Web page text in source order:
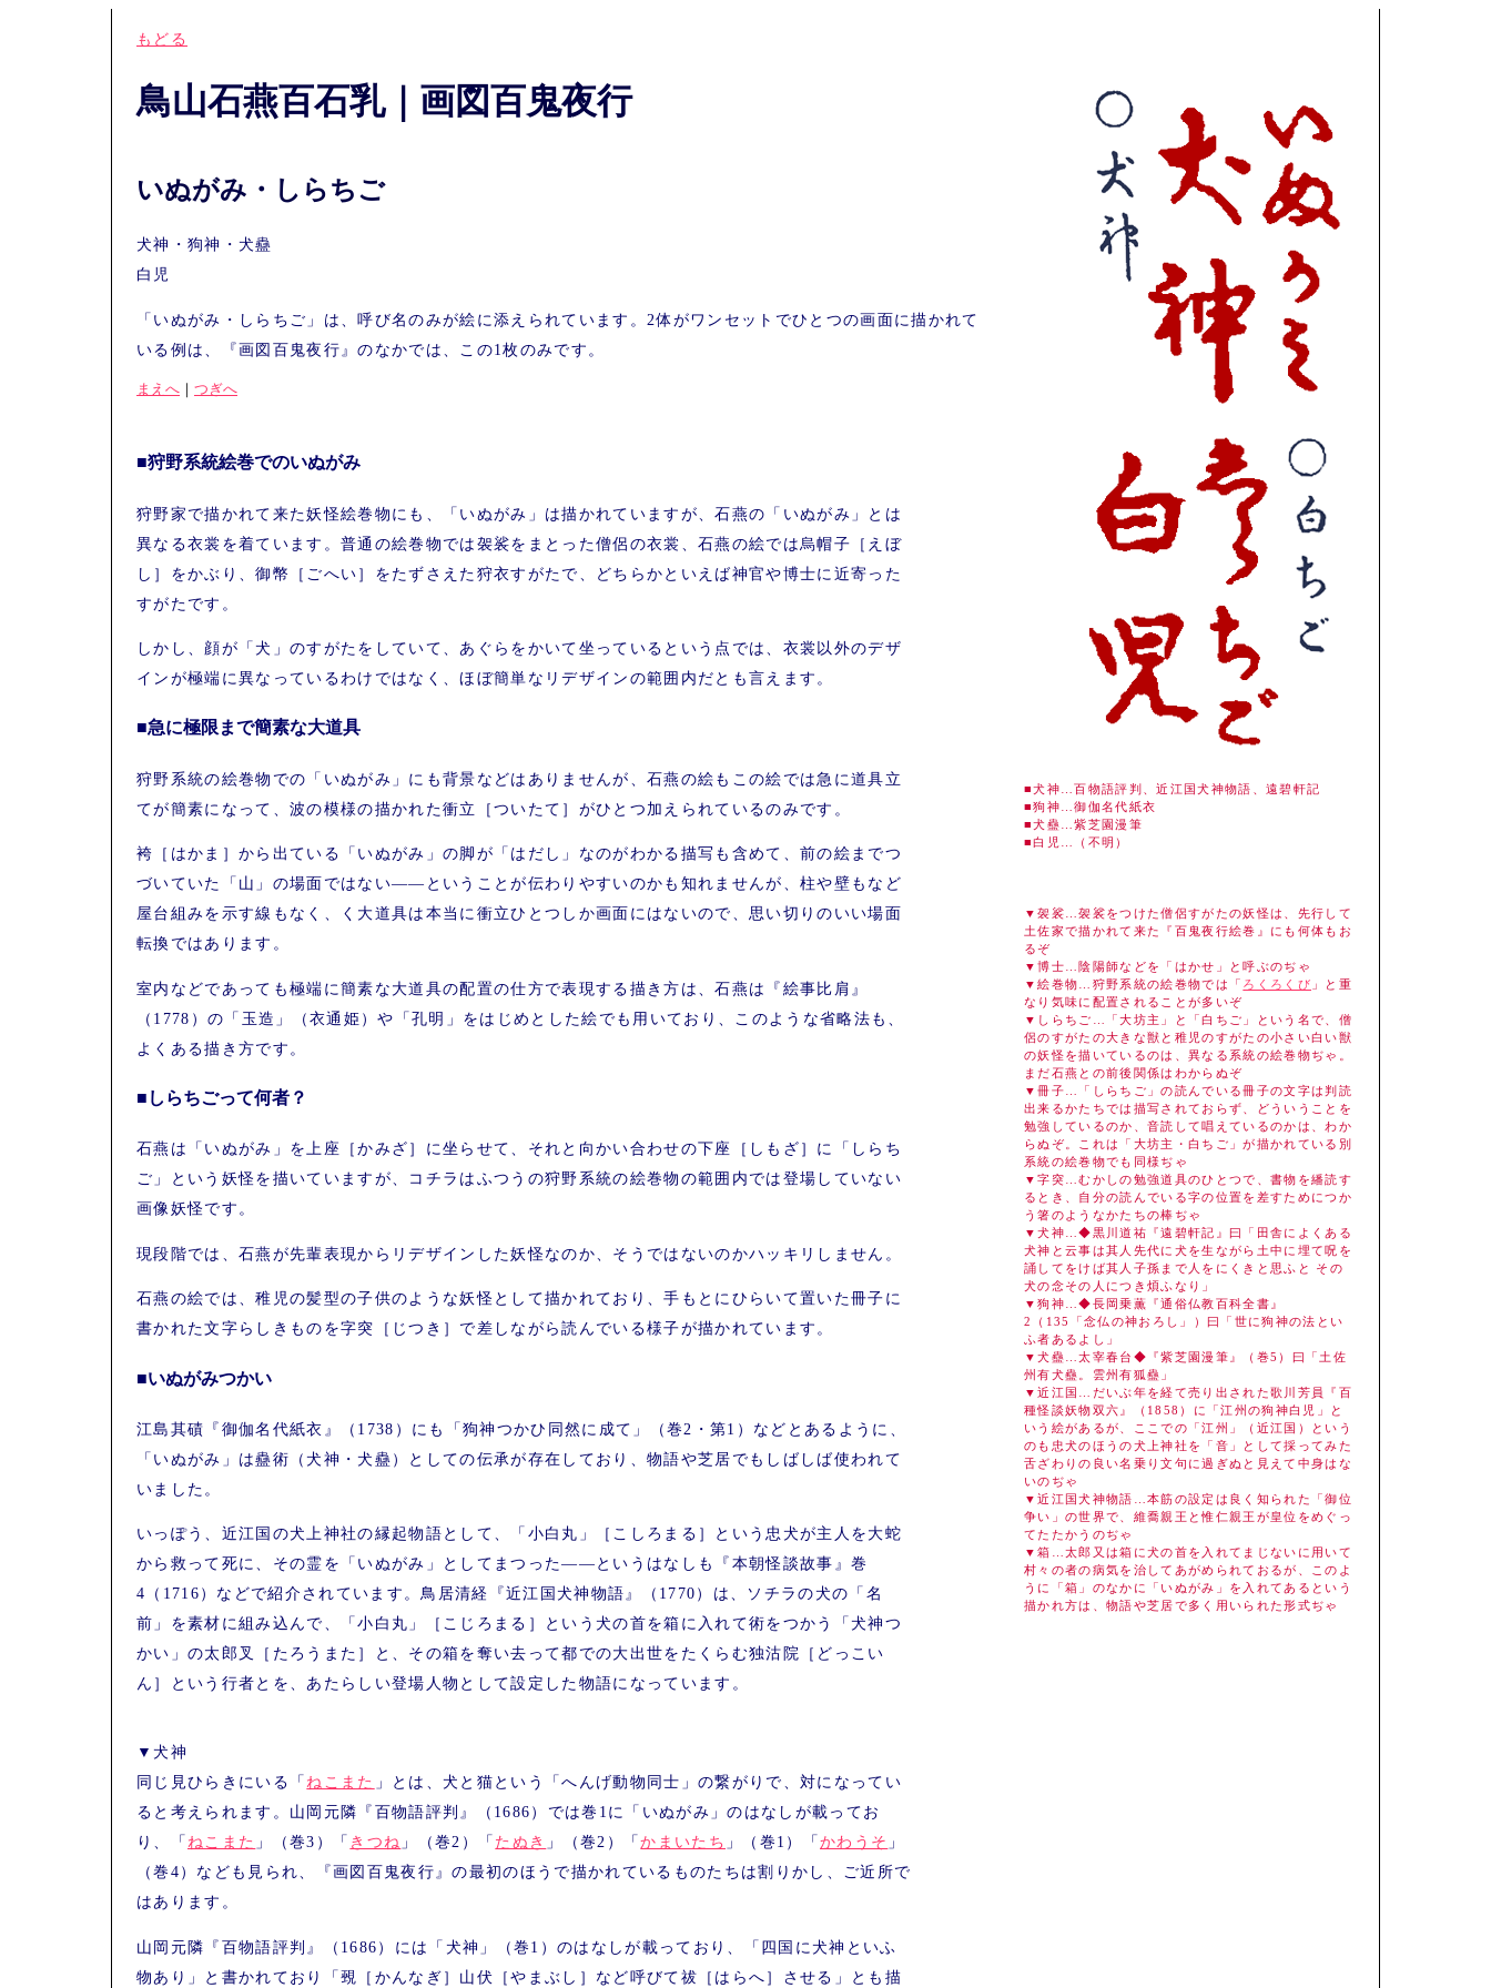
もどる
鳥山石燕百石乳｜画図百鬼夜行
いぬがみ・しらちご
犬神・狗神・犬蠱
白児
「いぬがみ・しらちご」は、呼び名のみが絵に添えられています。2体がワンセットでひとつの画面に描かれて
いる例は、『画図百鬼夜行』のなかでは、この1枚のみです。
まえへ ｜ つぎへ
■狩野系統絵巻でのいぬがみ
狩野家で描かれて来た妖怪絵巻物にも、「いぬがみ」は描かれていますが、石燕の「いぬがみ」とは
異なる衣裳を着ています。普通の絵巻物では袈裟をまとった僧侶の衣裳、石燕の絵では烏帽子［えぼ
し］をかぶり、御幣［ごへい］をたずさえた狩衣すがたで、どちらかといえば神官や博士に近寄った
すがたです。
しかし、顔が「犬」のすがたをしていて、あぐらをかいて坐っているという点では、衣裳以外のデザ
インが極端に異なっているわけではなく、ほぼ簡単なリデザインの範囲内だとも言えます。
■急に極限まで簡素な大道具
狩野系統の絵巻物での「いぬがみ」にも背景などはありませんが、石燕の絵もこの絵では急に道具立
てが簡素になって、波の模様の描かれた衝立［ついたて］がひとつ加えられているのみです。
袴［はかま］から出ている「いぬがみ」の脚が「はだし」なのがわかる描写も含めて、前の絵までつ
づいていた「山」の場面ではない――ということが伝わりやすいのかも知れませんが、柱や壁もなど
屋台組みを示す線もなく、く大道具は本当に衝立ひとつしか画面にはないので、思い切りのいい場面
転換ではあります。
室内などであっても極端に簡素な大道具の配置の仕方で表現する描き方は、石燕は『絵事比肩』
（1778）の「玉造」（衣通姫）や「孔明」をはじめとした絵でも用いており、このような省略法も、
よくある描き方です。
■しらちごって何者？
石燕は「いぬがみ」を上座［かみざ］に坐らせて、それと向かい合わせの下座［しもざ］に「しらち
ご」という妖怪を描いていますが、コチラはふつうの狩野系統の絵巻物の範囲内では登場していない
画像妖怪です。
現段階では、石燕が先輩表現からリデザインした妖怪なのか、そうではないのかハッキリしません。
石燕の絵では、稚児の髪型の子供のような妖怪として描かれており、手もとにひらいて置いた冊子に
書かれた文字らしきものを字突［じつき］で差しながら読んでいる様子が描かれています。
■いぬがみつかい
江島其磧『御伽名代紙衣』（1738）にも「狗神つかひ同然に成て」（巻2・第1）などとあるように、
「いぬがみ」は蠱術（犬神・犬蠱）としての伝承が存在しており、物語や芝居でもしばしば使われて
いました。
いっぽう、近江国の犬上神社の縁起物語として、「小白丸」［こしろまる］という忠犬が主人を大蛇
から救って死に、その霊を「いぬがみ」としてまつった――というはなしも『本朝怪談故事』巻
4（1716）などで紹介されています。鳥居清経『近江国犬神物語』（1770）は、ソチラの犬の「名
前」を素材に組み込んで、「小白丸」［こじろまる］という犬の首を箱に入れて術をつかう「犬神つ
かい」の太郎叉［たろうまた］と、その箱を奪い去って都での大出世をたくらむ独沽院［どっこい
ん］という行者とを、あたらしい登場人物として設定した物語になっています。
▼犬神
同じ見ひらきにいる「ねこまた 」とは、犬と猫という「へんげ動物同士」の繋がりで、対になってい
ると考えられます。山岡元隣『百物語評判』（1686）では巻1に「いぬがみ」のはなしが載ってお
り、「 ねこまた 」（巻3）「 きつね 」（巻2）「 たぬき 」（巻2）「かまいたち 」（巻1）「かわうそ 」
（巻4）なども見られ、『画図百鬼夜行』の最初のほうで描かれているものたちは割りかし、ご近所で
はあります。
山岡元隣『百物語評判』（1686）には「犬神」（巻1）のはなしが載っており、「四国に犬神といふ
物あり」と書かれており「覡［かんなぎ］山伏［やまぶし］など呼びて祓［はらへ］させる」とも描
■犬神…百物語評判、近江国犬神物語、遠碧軒記
■狗神…御伽名代紙衣
■犬蠱…紫芝園漫筆
■白児…（不明）
▼袈裟…袈裟をつけた僧侶すがたの妖怪は、先行して
土佐家で描かれて来た『百鬼夜行絵巻』にも何体もお
るぞ
▼博士…陰陽師などを「はかせ」と呼ぶのぢゃ
▼絵巻物…狩野系統の絵巻物では「 ろくろくび 」と重
なり気味に配置されることが多いぞ
▼しらちご…「大坊主」と「白ちご」という名で、僧
侶のすがたの大きな獣と稚児のすがたの小さい白い獣
の妖怪を描いているのは、異なる系統の絵巻物ぢゃ。
まだ石燕との前後関係はわからぬぞ
▼冊子…「しらちご」の読んでいる冊子の文字は判読
出来るかたちでは描写されておらず、どういうことを
勉強しているのか、音読して唱えているのかは、わか
らぬぞ。これは「大坊主・白ちご」が描かれている別
系統の絵巻物でも同様ぢゃ
▼字突…むかしの勉強道具のひとつで、書物を繙読す
るとき、自分の読んでいる字の位置を差すためにつか
う箸のようなかたちの棒ぢゃ
▼犬神…◆黒川道祐『遠碧軒記』曰「田舎によくある
犬神と云事は其人先代に犬を生ながら土中に埋て呪を
誦してをけば其人子孫まで人をにくきと思ふと その
犬の念その人につき煩ふなり」
▼狗神…◆長岡乗薫『通俗仏教百科全書』
2（135「念仏の神おろし」）曰「世に狗神の法とい
ふ者あるよし」
▼犬蠱…太宰春台◆『紫芝園漫筆』（巻5）曰「土佐
州有犬蠱。雲州有狐蠱」
▼近江国…だいぶ年を経て売り出された歌川芳員『百
種怪談妖物双六』（1858）に「江州の狗神白児」と
いう絵があるが、ここでの「江州」（近江国）という
のも忠犬のほうの犬上神社を「音」として採ってみた
舌ざわりの良い名乗り文句に過ぎぬと見えて中身はな
いのぢゃ
▼近江国犬神物語…本筋の設定は良く知られた「御位
争い」の世界で、維喬親王と惟仁親王が皇位をめぐっ
てたたかうのぢゃ
▼箱…太郎又は箱に犬の首を入れてまじないに用いて
村々の者の病気を治してあがめられておるが、このよ
うに「箱」のなかに「いぬがみ」を入れてあるという
描かれ方は、物語や芝居で多く用いられた形式ぢゃ